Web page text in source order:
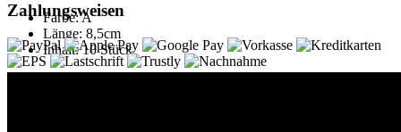
Farbe: A
Länge: 8,5cm
Inhalt: 10 Stück
Zahlungsweisen
Back to Top